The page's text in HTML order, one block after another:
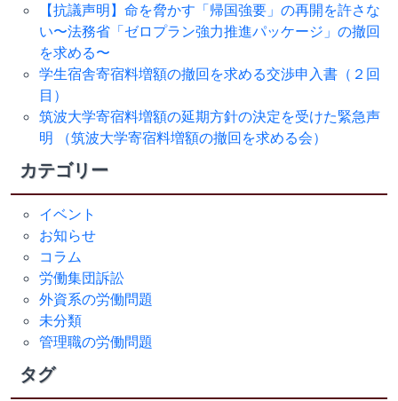
【抗議声明】命を脅かす「帰国強要」の再開を許さな
い〜法務省「ゼロプラン強力推進パッケージ」の撤回
を求める〜
学生宿舎寄宿料増額の撤回を求める交渉申入書（２回
目）
筑波大学寄宿料増額の延期方針の決定を受けた緊急声
明 （筑波大学寄宿料増額の撤回を求める会）
カテゴリー
イベント
お知らせ
コラム
労働集団訴訟
外資系の労働問題
未分類
管理職の労働問題
タグ